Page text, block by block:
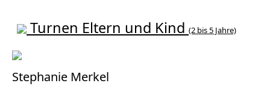
Turnen Eltern und Kind (2 bis 5 Jahre)
Stephanie Merkel